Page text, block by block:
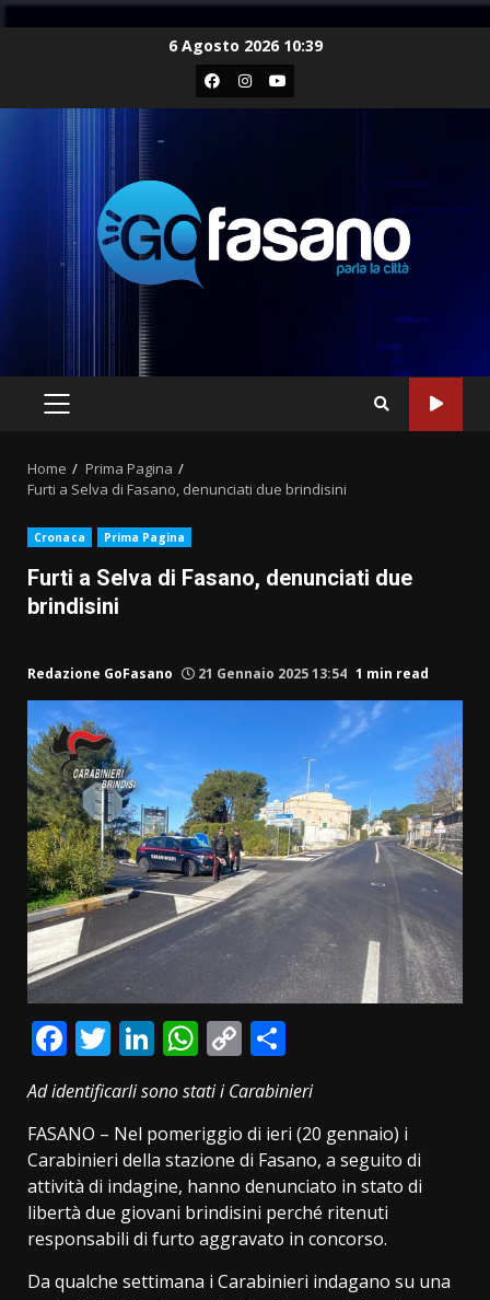
6 Agosto 2026 10:39
Facebook
Instagram
Youtube
PRIMARY
Home
Prima Pagina
Furti a Selva di Fasano, denunciati due brindisini
Cronaca Prima Pagina
Furti a Selva di Fasano, denunciati due
brindisini
Redazione GoFasano 21 Gennaio 2025 13:54 1 min read
Facebook
Twitter
LinkedIn
WhatsApp
Copy
Link
Ad identificarli sono stati i Carabinieri
FASANO – Nel pomeriggio di ieri (20 gennaio) i
Carabinieri della stazione di Fasano, a seguito di
attività di indagine, hanno denunciato in stato di
libertà due giovani brindisini perché ritenuti
responsabili di furto aggravato in concorso.
Da qualche settimana i Carabinieri indagano su una